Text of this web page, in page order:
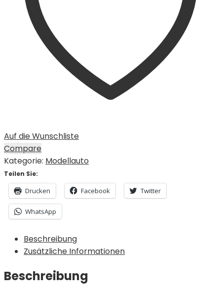
Auf die Wunschliste
Compare
Kategorie: Modellauto
Teilen Sie:
Drucken Facebook Twitter
WhatsApp
Beschreibung
Zusätzliche Informationen
Beschreibung